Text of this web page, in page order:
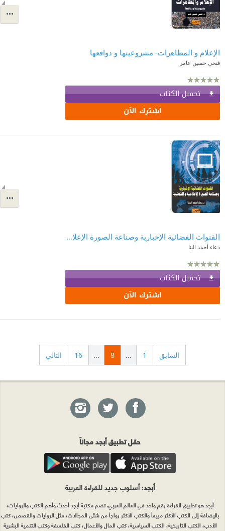
الإعلام و المظاهرات- مشروعيتها و دوافعها
فتحي حسين عامر
تحميل الكتاب
اشترك الآن
القنوات الفضائية الإخبارية وصناعة الصورة الإعلامية والذهنية
دعاء أحمد البنا
تحميل الكتاب
اشترك الآن
السابق 1
...
8
...
16 التالي
حمّل تطبيق أبجد مجاناً
أبجد: أسلوب جديد للقراءة العربية
أبجد هو تطبيق القراءة رقم واحد في العالم العربي. تضم مكتبة أبجد أحدث وأهم الكتب والروايات،
بالإضافة إلى الكتب الأكثر مبيعاً والكتب الأكثر رواجاً من شتّى المجالات، مثل الروايات والقصص، كتب
الأدب، الكتب التاريخية، الكتب السياسية، كتب المال والأعمال، كتب الفلسفة وكتب التنمية البشرية